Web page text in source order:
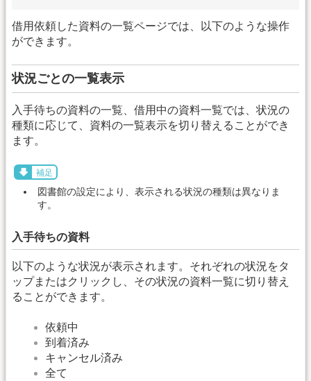
借用依頼した資料の一覧ページでは、以下のような操作
ができます。
状況ごとの一覧表示
入手待ちの資料の一覧、借用中の資料一覧では、状況の
種類に応じて、資料の一覧表示を切り替えることができ
ます。
補足
図書館の設定により、表示される状況の種類は異なりま
す。
入手待ちの資料
以下のような状況が表示されます。それぞれの状況をタ
ップまたはクリックし、その状況の資料一覧に切り替え
ることができます。
依頼中
到着済み
キャンセル済み
全て